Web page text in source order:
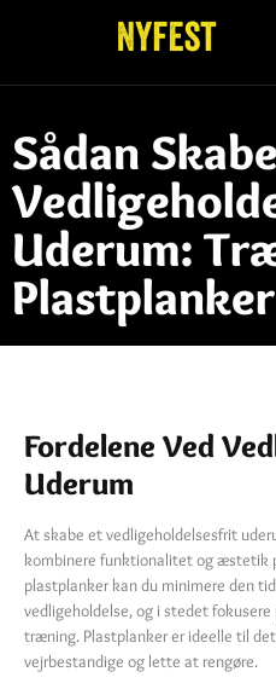
Sådan
Uderum:
Plastplanker
Fordelene Ved
Uderum
At skabe et vedligeholdelsesfrit
kombinere funktionalitet og æstetik
plastplanker kan du minimere den
vedligeholdelse, og i stedet
træning. Plastplanker er ideelle til
vejrbestandige og lette at rengøre.